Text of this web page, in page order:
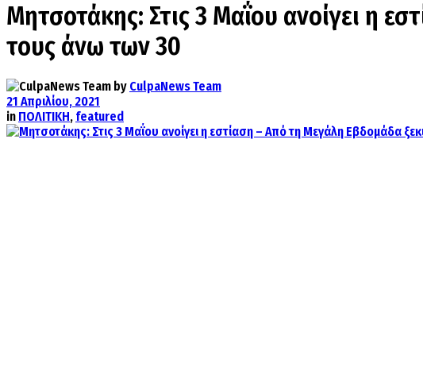
Μητσοτάκης: Στις 3 Μαΐου ανοίγει η
τους άνω των 30
by CulpaNews Team
21 Απριλίου, 2021
in ΠΟΛΙΤΙΚΗ, featured